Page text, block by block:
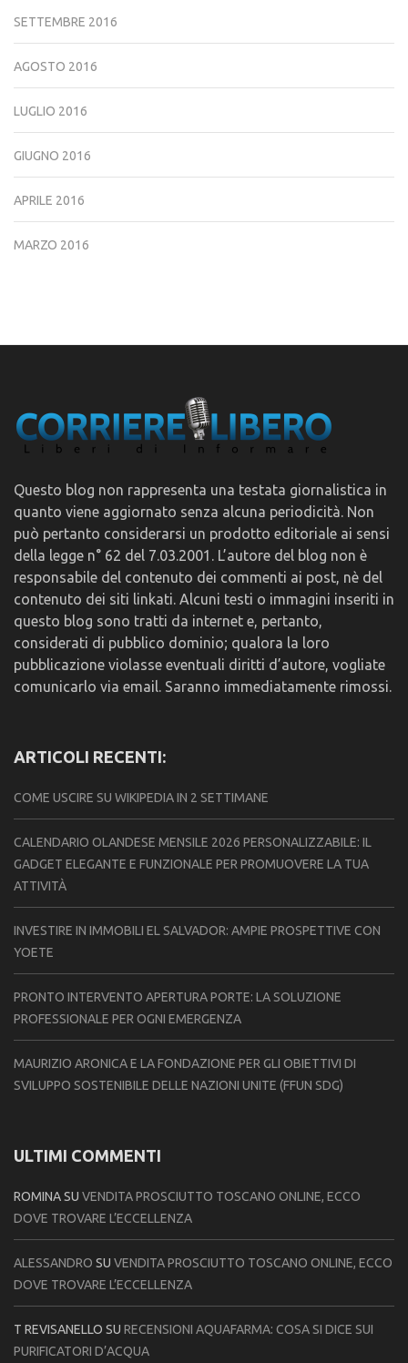
SETTEMBRE 2016
AGOSTO 2016
LUGLIO 2016
GIUGNO 2016
APRILE 2016
MARZO 2016
Questo blog non rappresenta una testata giornalistica in
quanto viene aggiornato senza alcuna periodicità. Non
può pertanto considerarsi un prodotto editoriale ai sensi
della legge n° 62 del 7.03.2001. L’autore del blog non è
responsabile del contenuto dei commenti ai post, nè del
contenuto dei siti linkati. Alcuni testi o immagini inseriti in
questo blog sono tratti da internet e, pertanto,
considerati di pubblico dominio; qualora la loro
pubblicazione violasse eventuali diritti d’autore, vogliate
comunicarlo via email. Saranno immediatamente rimossi.
ARTICOLI RECENTI:
COME USCIRE SU WIKIPEDIA IN 2 SETTIMANE
CALENDARIO OLANDESE MENSILE 2026 PERSONALIZZABILE: IL
GADGET ELEGANTE E FUNZIONALE PER PROMUOVERE LA TUA
ATTIVITÀ
INVESTIRE IN IMMOBILI EL SALVADOR: AMPIE PROSPETTIVE CON
YOETE
PRONTO INTERVENTO APERTURA PORTE: LA SOLUZIONE
PROFESSIONALE PER OGNI EMERGENZA
MAURIZIO ARONICA E LA FONDAZIONE PER GLI OBIETTIVI DI
SVILUPPO SOSTENIBILE DELLE NAZIONI UNITE (FFUN SDG)
ULTIMI COMMENTI
ROMINASU VENDITA PROSCIUTTO TOSCANO ONLINE, ECCO
DOVE TROVARE L’ECCELLENZA
ALESSANDRO SU VENDITA PROSCIUTTO TOSCANO ONLINE, ECCO
DOVE TROVARE L’ECCELLENZA
T REVISANELLO SU RECENSIONI AQUAFARMA: COSA SI DICE SUI
PURIFICATORI D’ACQUA